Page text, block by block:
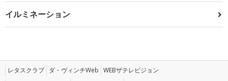
イルミネーション
レタスクラブ ダ・ヴィンチWeb WEBザテレビジョン